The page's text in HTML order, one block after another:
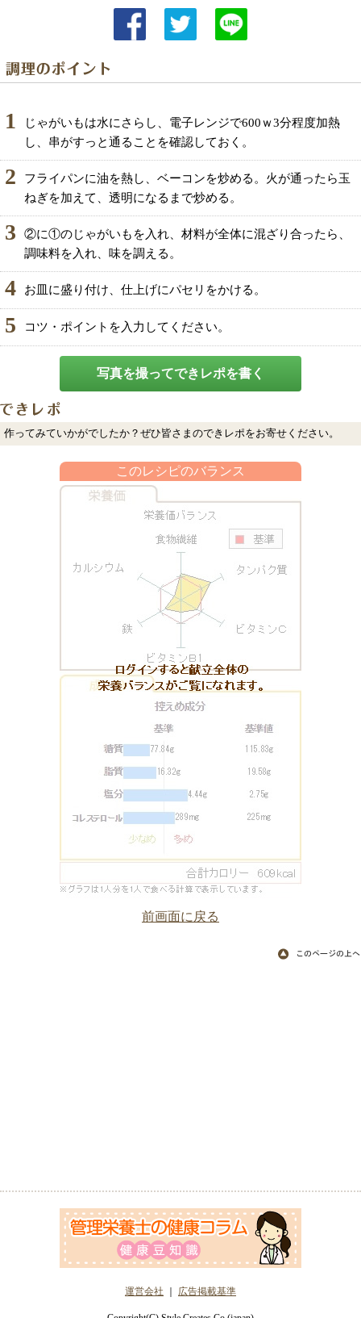
1
じゃがいもは水にさらし、電子レンジで600ｗ3分程度加熱
し、串がすっと通ることを確認しておく。
2
フライパンに油を熱し、ベーコンを炒める。火が通ったら玉
ねぎを加えて、透明になるまで炒める。
3
②に①のじゃがいもを入れ、材料が全体に混ざり合ったら、
調味料を入れ、味を調える。
4 お皿に盛り付け、仕上げにパセリをかける。
5 コツ・ポイントを入力してください。
写真を撮ってできレポを書く
作ってみていかがでしたか？ぜひ皆さまのできレポをお寄せください。
このレシピのバランス
前画面に戻る
運営会社 広告掲載基準